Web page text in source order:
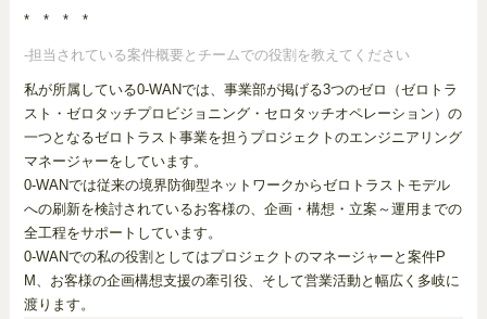
* * * *
-担当されている案件概要とチームでの役割を教えてください
私が所属している0-WANでは、事業部が掲げる3つのゼロ（ゼロトラ
スト・ゼロタッチプロビジョニング・セロタッチオペレーション）の
一つとなるゼロトラスト事業を担うプロジェクトのエンジニアリング
マネージャーをしています。
0-WANでは従来の境界防御型ネットワークからゼロトラストモデル
への刷新を検討されているお客様の、企画・構想・立案～運用までの
全工程をサポートしています。
0-WANでの私の役割としてはプロジェクトのマネージャーと案件P
M、お客様の企画構想支援の牽引役、そして営業活動と幅広く多岐に
渡ります。